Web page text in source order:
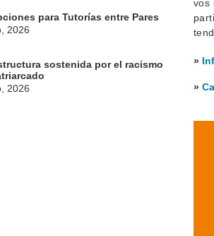
para Tutorías entre Pares
2026
sostenida por el racismo
2026
vos
»
»